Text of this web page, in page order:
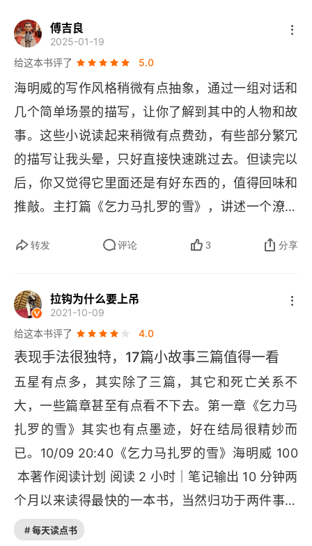
傅吉良
2025-01-19
给这本书评了
5.0
海明威的写作风格稍微有点抽象，通过一组对话和
几个简单场景的描写，让你了解到其中的人物和故
事。这些小说读起来稍微有点费劲，有些部分繁冗
的描写让我头晕，只好直接快速跳过去。但读完以
后，你又觉得它里面还是有好东西的，值得回味和
推敲。主打篇《乞力马扎罗的雪》，讲述一个潦倒
假，男人因为腿部受伤感染而病重。男人在生命的
死去。《麦康伯短促的幸福生活》我认为是情节最
猎野牛时的勇敢无畏，这样的变化，是否真的影响
到了他妻子的安全感呢。最后女人开的那一枪，到
底是想打野牛救自己的丈夫，还是想趁机谋杀自己
的丈夫。没有人知道。
转发 评论 3 分享
拉钩为什么要上吊
2021-10-09
给这本书评了
4.0
表现手法很独特，17篇小故事三篇值得一看
五星有点多，其实除了三篇，其它和死亡关系不
大，一些篇章甚至有点看不下去。第一章《乞力马
扎罗的雪》其实也有点墨迹，好在结局很精妙而
已。10/09 20:40《乞力马扎罗的雪》海明威 100
本著作阅读计划 阅读 2 小时｜笔记输出 10 分钟两
个月以来读得最快的一本书，当然归功于两件事：
1、统计了烂尾的书；2、用了下载很久却没使用的
# 每天读点书